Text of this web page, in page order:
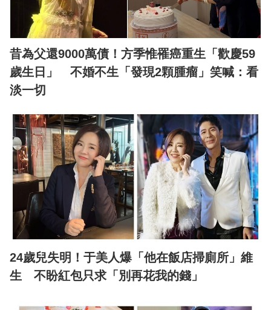
昔為父還9000萬債！方季惟罹癌重生「歡慶59
歲生日」 不婚不生「發現2顆腫瘤」笑喊：看
淡一切
24歲兒失明！于美人爆「他在飯店掃廁所」維
生 不盼紅包只求「別再花我的錢」